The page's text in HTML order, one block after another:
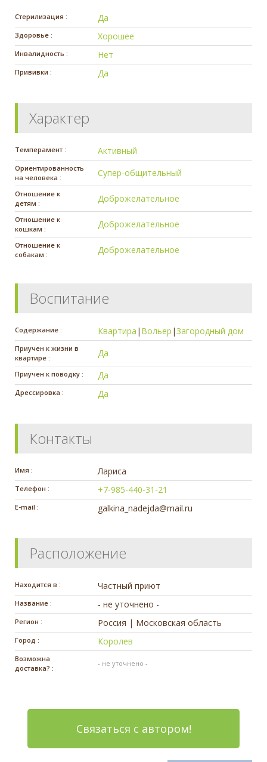
Стерилизация : Да
Здоровье : Хорошее
Инвалидность : Нет
Прививки : Да
Характер
Темперамент : Активный
Ориентированность
на человека :
Супер-общительный
Отношение к
детям :
Доброжелательное
Отношение к
кошкам :
Доброжелательное
Отношение к
собакам :
Доброжелательное
Воспитание
Содержание : Квартира | Вольер |Загородный дом
Приучен к жизни в
квартире :
Да
Приучен к поводку : Да
Дрессировка : Да
Контакты
Имя : Лариса
Телефон : +7-985-440-31-21
E-mail : galkina_nadejda@mail.ru
Расположение
Находится в : Частный приют
Название : - не уточнено -
Регион : Россия | Московская область
Город : Королев
Возможна
доставка? :
- не уточнено -
Связаться с автором!